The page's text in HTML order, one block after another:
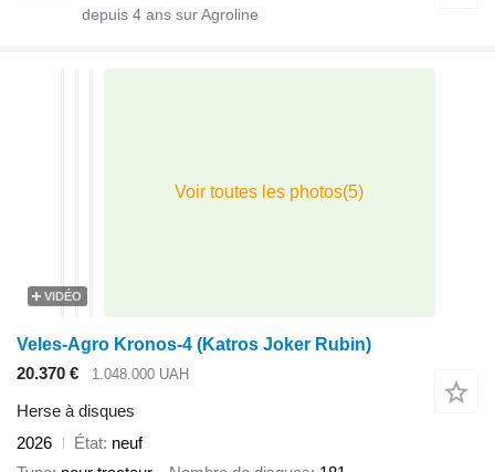
depuis 4 ans sur Agroline
VIDÉO
Veles-Agro Kronos-4 (Katros Joker Rubin)
20.370 €
1.048.000 UAH
Herse à disques
2026
État neuf